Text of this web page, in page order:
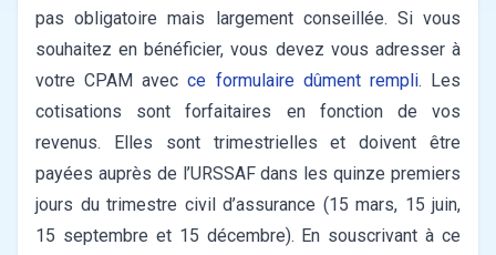
pas obligatoire mais largement conseillée. Si vous
souhaitez en bénéficier, vous devez vous adresser à
votre CPAM avecce formulaire dûment rempli. Les
cotisations sont forfaitaires en fonction de vos
revenus. Elles sont trimestrielles et doivent être
payées auprès de l’URSSAF dans les quinze premiers
jours du trimestre civil d’assurance (15 mars, 15 juin,
15 septembre et 15 décembre). En souscrivant à ce